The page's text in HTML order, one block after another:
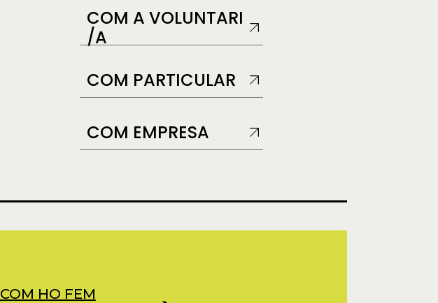
COM A VOLUNTARI
/A
COM PARTICULAR
COM EMPRESA
COM HO FEM